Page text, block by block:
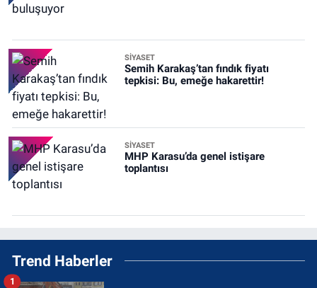
SİYASET
Semih Karakaş’tan fındık fiyatı
tepkisi: Bu, emeğe hakarettir!
SİYASET
MHP Karasu’da genel istişare
toplantısı
Trend Haberler
1